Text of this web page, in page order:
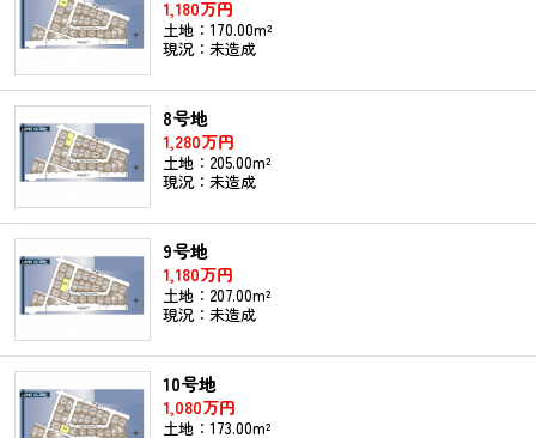
1,180万円
土地：170.00m²
現況：未造成
8号地
1,280万円
土地：205.00m²
現況：未造成
9号地
1,180万円
土地：207.00m²
現況：未造成
10号地
1,080万円
土地：173.00m²